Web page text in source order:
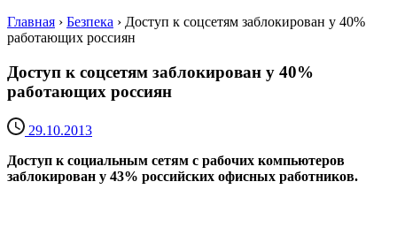
Главная › Безпека › Доступ к соцсетям заблокирован у 40%
работающих россиян
Доступ к соцсетям заблокирован у 40%
работающих россиян
29.10.2013
Доступ к социальным сетям с рабочих компьютеров
заблокирован у 43% российских офисных работников.